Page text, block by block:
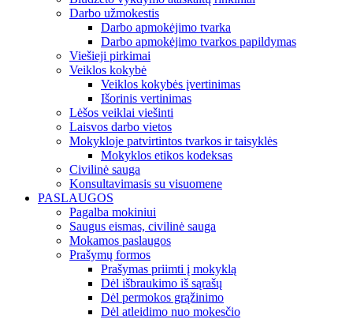
Darbo užmokestis
Darbo apmokėjimo tvarka
Darbo apmokėjimo tvarkos papildymas
Viešieji pirkimai
Veiklos kokybė
Veiklos kokybės įvertinimas
Išorinis vertinimas
Lėšos veiklai viešinti
Laisvos darbo vietos
Mokykloje patvirtintos tvarkos ir taisyklės
Mokyklos etikos kodeksas
Civilinė sauga
Konsultavimasis su visuomene
PASLAUGOS
Pagalba mokiniui
Saugus eismas, civilinė sauga
Mokamos paslaugos
Prašymų formos
Prašymas priimti į mokyklą
Dėl išbraukimo iš sąrašų
Dėl permokos grąžinimo
Dėl atleidimo nuo mokesčio